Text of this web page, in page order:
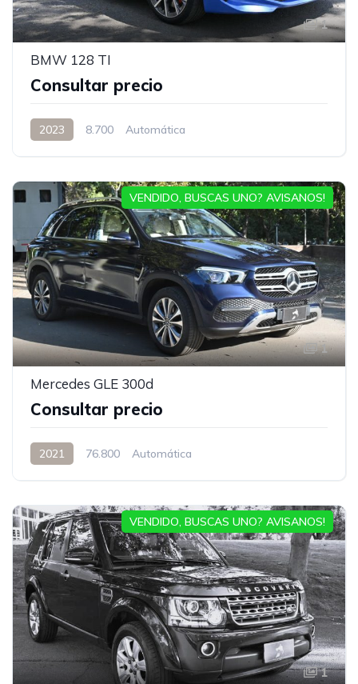
1
BMW 128 TI
Consultar precio
2023 8.700 Automática
1
Mercedes GLE 300d
Consultar precio
2021 76.800 Automática
VENDIDO, BUSCAS UNO? AVISANOS!
1
VENDIDO, BUSCAS UNO? AVISANOS!